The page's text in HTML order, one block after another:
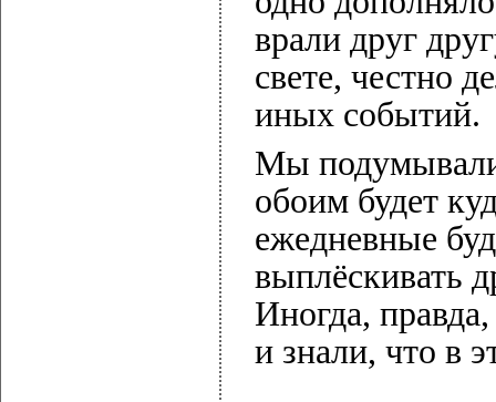
врали друг
свете, честно
иных событий.
Мы
обоим будет
ежедневные
выплёскивать
Иногда,
и знали, что в